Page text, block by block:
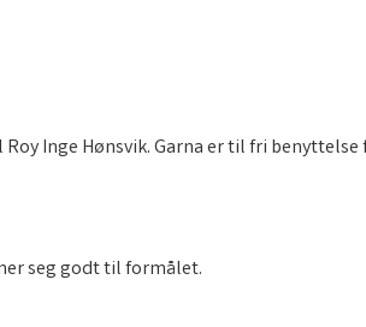
Inge Hønsvik. Garna er til fri
seg godt til formålet.